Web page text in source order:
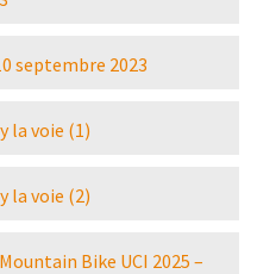
septembre 2023
la voie (1)
la voie (2)
Bike UCI 2025 –